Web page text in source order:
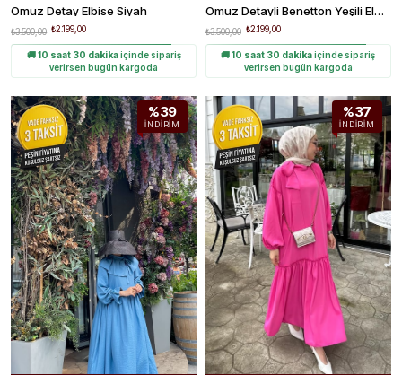
Kolay Değişim
Omuz Detay Elbise Siyah
₺2.199,00
₺3.500,00
🚚10 saat 30 dakikaiçinde sipariş
verirsen bugün kargoda
 Kolay Değişim Omuz Detayli Benetton Yeşili Elbise
₺2.199,00
₺3.500,00
🚚10 saat 30 dakikaiçinde sipariş
verirsen bugün kargoda
%39
İNDIRIM
%37
İNDIRIM